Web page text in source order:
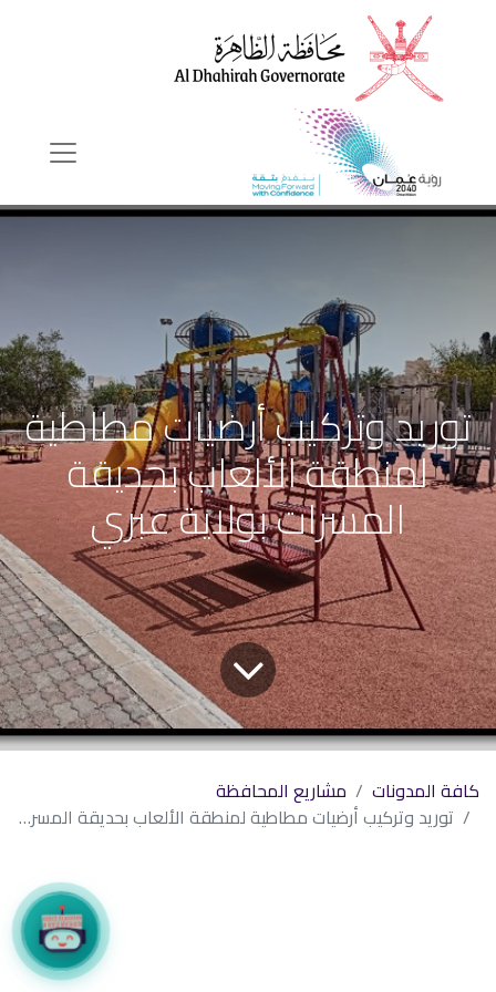
توريد وتركيب أرضيات مطاطية
لمنطقة الألعاب بحديقة
المسرات بولاية عبري
كافة المدونات
مشاريع المحافظة
توريد وتركيب أرضيات مطاطية لمنطقة الألعاب بحديقة المسرات بولاية عبري